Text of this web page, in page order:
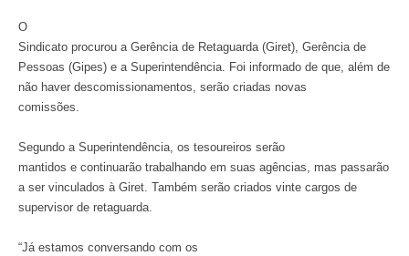
O
Sindicato procurou a Gerência de Retaguarda (Giret), Gerência de
Pessoas (Gipes) e a Superintendência. Foi informado de que, além de
não haver descomissionamentos, serão criadas novas
comissões.
Segundo a Superintendência, os tesoureiros serão
mantidos e continuarão trabalhando em suas agências, mas passarão
a ser vinculados à Giret. Também serão criados vinte cargos de
supervisor de retaguarda.
“Já estamos conversando com os